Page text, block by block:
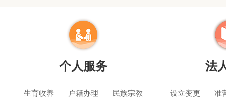
个人服务
生育收养 户籍办理 民族宗教
法
设立变更 准